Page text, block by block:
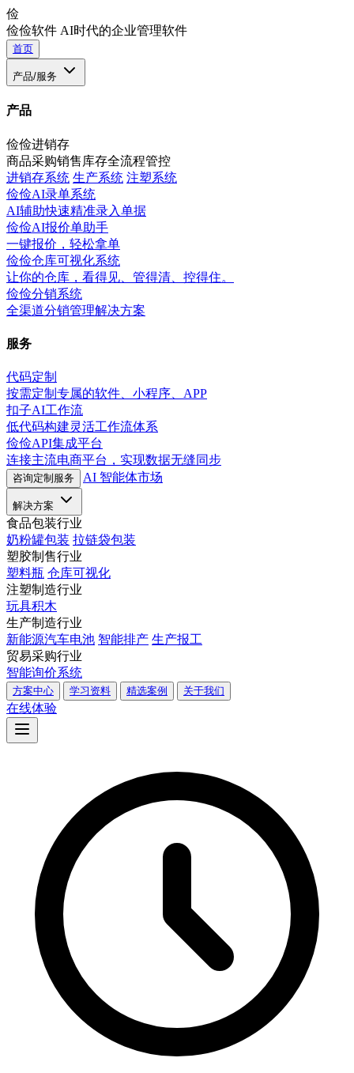
俭
俭俭软件 AI时代的企业管理软件
首页
产品/服务
产品
俭俭进销存
商品采购销售库存全流程管控
进销存系统 生产系统 注塑系统
俭俭AI录单系统
AI辅助快速精准录入单据
俭俭AI报价单助手
一键报价，轻松拿单
俭俭仓库可视化系统
让你的仓库，看得见、管得清、控得住。
俭俭分销系统
全渠道分销管理解决方案
服务
代码定制
按需定制专属的软件、小程序、APP
扣子AI工作流
低代码构建灵活工作流体系
俭俭API集成平台
连接主流电商平台，实现数据无缝同步
咨询定制服务 AI 智能体市场
解决方案
食品包装行业
奶粉罐包装 拉链袋包装
塑胶制售行业
塑料瓶 仓库可视化
注塑制造行业
玩具积木
生产制造行业
新能源汽车电池 智能排产 生产报工
贸易采购行业
智能询价系统
方案中心 学习资料 精选案例 关于我们
在线体验